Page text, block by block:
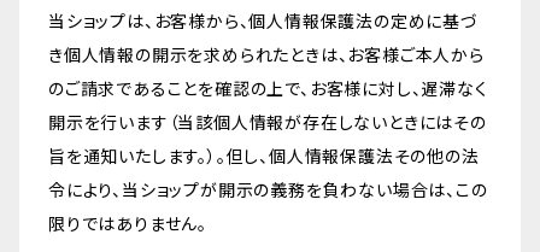
当ショップは、お客様から、個人情報保護法の定めに基づ
き個人情報の開示を求められたときは、お客様ご本人から
のご請求であることを確認の上で、お客様に対し、遅滞なく
開示を行います（当該個人情報が存在しないときにはその
旨を通知いたします。）。但し、個人情報保護法その他の法
令により、当ショップが開示の義務を負わない場合は、この
限りではありません。